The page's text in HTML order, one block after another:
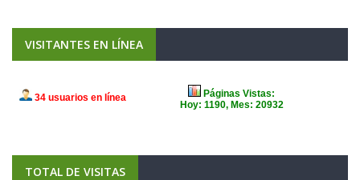
VISITANTES EN LÍNEA
TOTAL DE VISITAS